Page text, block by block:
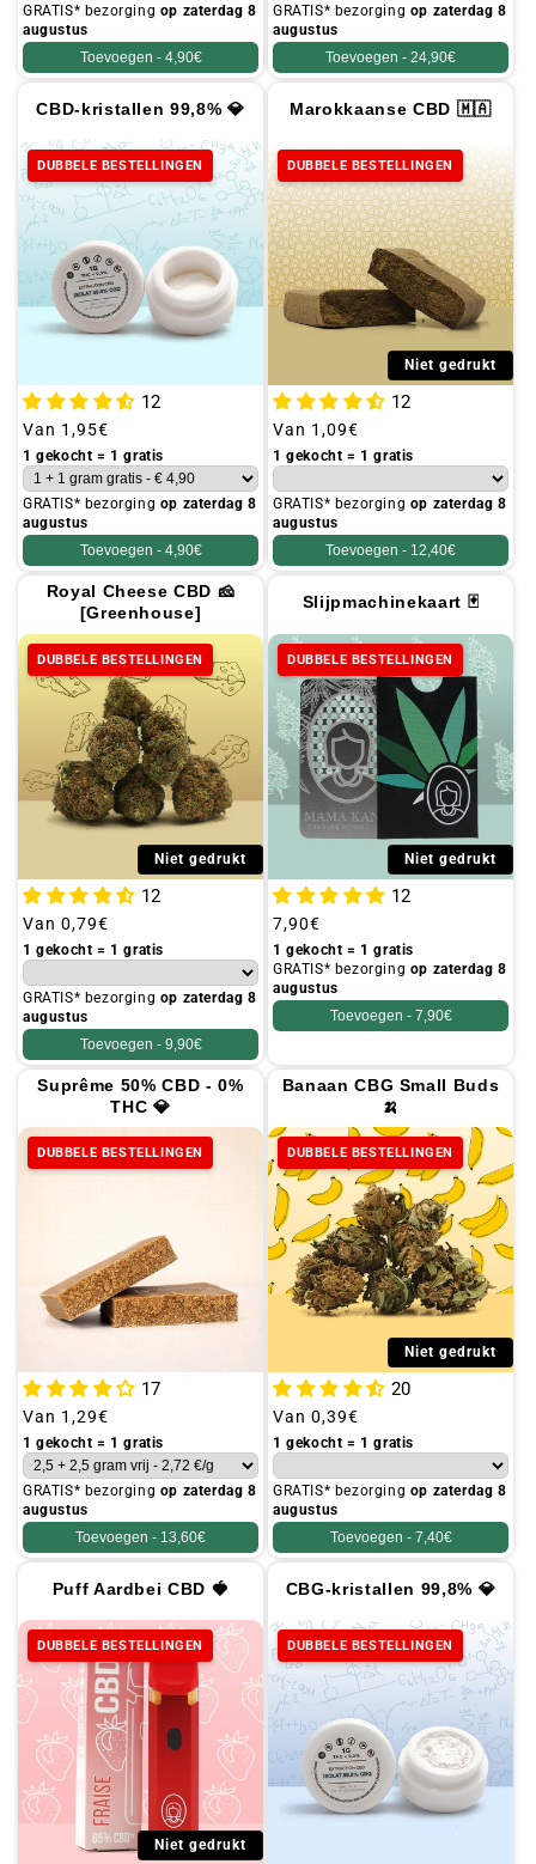
GRATIS* bezorging op zaterdag 8
augustus
Toevoegen - 4,90€
GRATIS* bezorging op zaterdag 8
augustus
Toevoegen - 24,90€
CBD-kristallen 99,8% 💎
DUBBELE BESTELLINGEN
12
Gebruikelijke
prijs
Van 1,95€
1 gekocht = 1 gratis
GRATIS* bezorging op zaterdag 8
augustus
Toevoegen - 4,90€
Marokkaanse CBD 🇲🇦
DUBBELE BESTELLINGEN
Niet gedrukt
12
Gebruikelijke
prijs
Van 1,09€
1 gekocht = 1 gratis
GRATIS* bezorging op zaterdag 8
augustus
Toevoegen - 12,40€
Royal Cheese CBD 🧀
[Greenhouse]
DUBBELE BESTELLINGEN
Niet gedrukt
12
Gebruikelijke
prijs
Van 0,79€
1 gekocht = 1 gratis
GRATIS* bezorging op zaterdag 8
augustus
Toevoegen - 9,90€
Slijpmachinekaart 🃏
DUBBELE BESTELLINGEN
Niet gedrukt
12
Gebruikelijke
prijs
7,90€
1 gekocht = 1 gratis
GRATIS* bezorging op zaterdag 8
augustus
Toevoegen - 7,90€
Suprême 50% CBD - 0%
THC 💎
DUBBELE BESTELLINGEN
17
Gebruikelijke
prijs
Van 1,29€
1 gekocht = 1 gratis
GRATIS* bezorging op zaterdag 8
augustus
Toevoegen - 13,60€
Banaan CBG Small Buds
🍌
DUBBELE BESTELLINGEN
Niet gedrukt
20
Gebruikelijke
prijs
Van 0,39€
1 gekocht = 1 gratis
GRATIS* bezorging op zaterdag 8
augustus
Toevoegen - 7,40€
Puff Aardbei CBD 🍓
DUBBELE BESTELLINGEN
Niet gedrukt
CBG-kristallen 99,8% 💎
DUBBELE BESTELLINGEN